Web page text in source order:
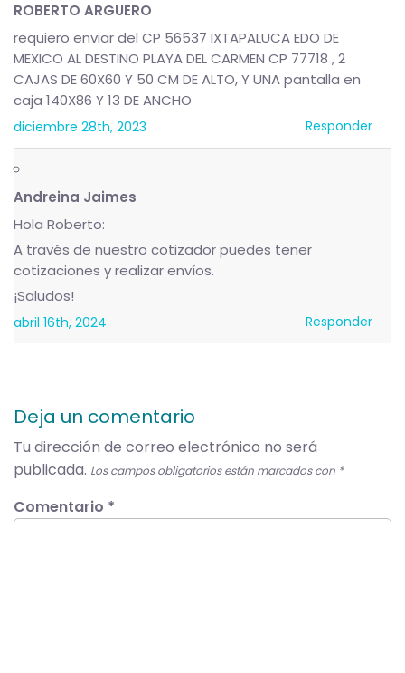
ROBERTO ARGUERO
requiero enviar del CP 56537 IXTAPALUCA EDO DE
MEXICO AL DESTINO PLAYA DEL CARMEN CP 77718 , 2
CAJAS DE 60X60 Y 50 CM DE ALTO, Y UNA pantalla en
caja 140X86 Y 13 DE ANCHO
diciembre 28th, 2023 Responder
Andreina Jaimes
Hola Roberto:
A través de nuestro cotizador puedes tener
cotizaciones y realizar envíos.
¡Saludos!
abril 16th, 2024 Responder
Deja un comentario
Tu dirección de correo electrónico no será
publicada. Los campos obligatorios están marcados con *
Comentario *